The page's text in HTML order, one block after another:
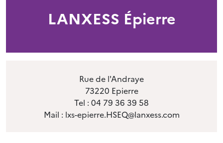
LANXESS Épierre
Rue de l'Andraye
73220 Epierre
Tel : 04 79 36 39 58
Mail : lxs-epierre.HSEQ@lanxess.com